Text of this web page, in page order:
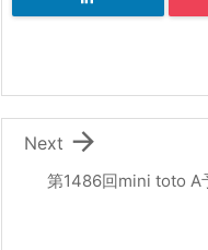
第1486回mini toto A

Next